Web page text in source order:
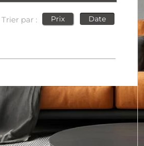
Trier par : Prix Date